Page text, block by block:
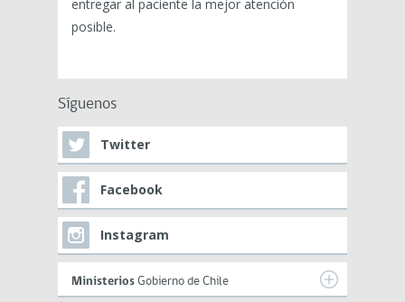
entregar al paciente la mejor atención
posible.
Síguenos
Twitter
Facebook
Instagram
Ministerios Gobierno de Chile